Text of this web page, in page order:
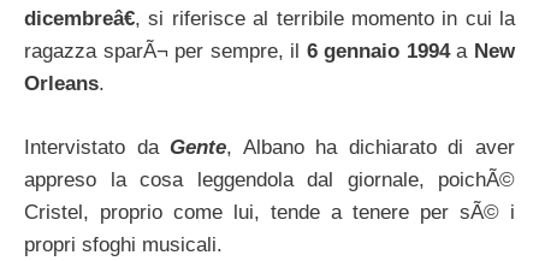
dicembreâ€, si riferisce al terribile momento in cui la
ragazza sparÃ¬ per sempre, il 6 gennaio 1994a New
Orleans.
Intervistato daGente, Albano ha dichiarato di aver
appreso la cosa leggendola dal giornale, poichÃ©
Cristel, proprio come lui, tende a tenere per sÃ© i
propri sfoghi musicali.